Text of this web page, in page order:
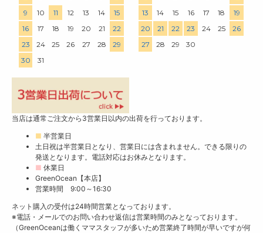
9
10 11 12 13 14
15
16
17 18 19 20 21
22
23
24 25 26 27 28
29
30
31
13
14 15 16 17 18
19
20
21 22 23 24 25
26
27
28 29 30
当店は通常ご注文から3営業日以内の出荷を行っております。
■ 半営業日
土日祝は半営業日となり、営業日には含まれません。できる限りの
発送となります。電話対応はお休みとなります。
■ 休業日
GreenOcean【本店】
営業時間 9:00～16:30
ネット購入の受付は24時間営業となっております。
※電話・メールでのお問い合わせ返信は営業時間のみとなっております。
（GreenOceanは働くママスタッフが多いため営業終了時間が早いですが何